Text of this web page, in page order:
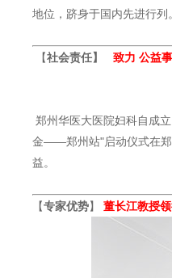
地位，跻身于国内先进行列。
【社会责任】 致力 公益
郑州华医大医院妇科自成
金——郑州站"启动仪式在郑
益。
【专家优势】 董长江教授